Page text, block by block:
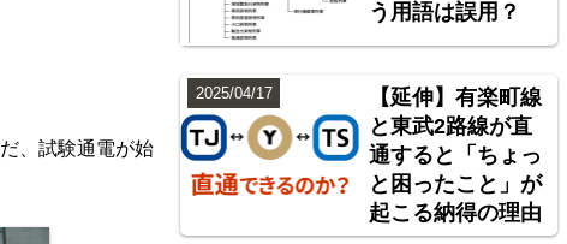
、試験通電が始
う用語は誤用？
【延伸】有楽町線
と東武2路線が直
通すると「ちょっ
と困ったこと」が
起こる納得の理由
2025/04/17